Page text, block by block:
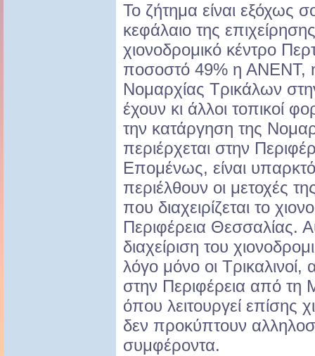
Το ζήτημα είναι εξόχως
κεφάλαιο της
χιονοδρομικό κέντρο
ποσοστό 49% η ΑΝΕΝΤ,
Νομαρχίας Τρικάλων
έχουν κι άλλοι τοπικοί
την κατάργηση της
περιέρχεται στην
Επομένως, είναι
περιέλθουν οι μετοχές
που διαχειρίζεται το
Περιφέρεια Θεσσαλίας.
διαχείριση του
λόγο μόνο οι
στην Περιφέρεια από τη
όπου λειτουργεί επίσης
δεν προκύπτουν
συμφέροντα.